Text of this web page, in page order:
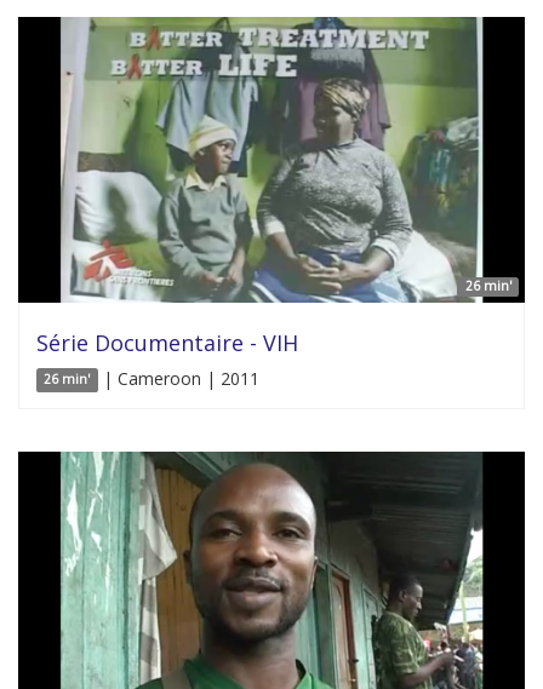
26 min'
Série Documentaire - VIH
26 min' | Cameroon | 2011